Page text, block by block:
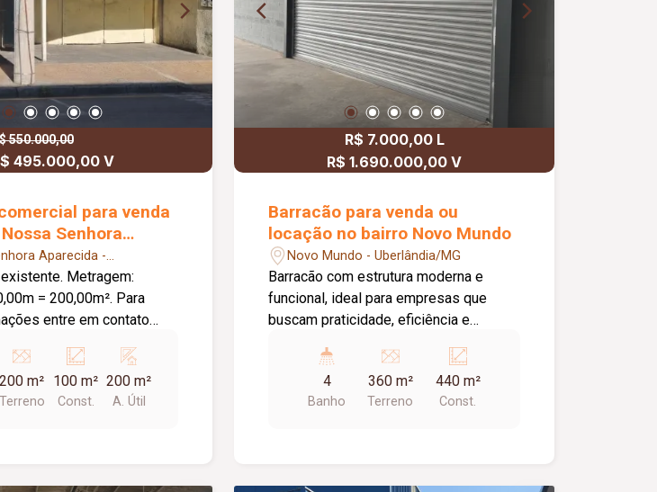
550.000,00
495.000,00 V
para venda
Senhora
Aparecida -
MG
Metragem:
= 200,00m². Para
entre em contato
200 m²
Terreno
100 m²
Const.
200 m²
A. Útil
R$ 7.000,00 L
R$ 1.690.000,00 V
Barracão para venda ou
locação no bairro Novo Mundo
Novo Mundo - Uberlândia/MG
Barracão com estrutura moderna e
funcional, ideal para empresas que
buscam praticidade, eficiência e
imóvel conta com: Mezanino; 02 portas
automáticas; Padrão trifásico; 04
banheiros; Diferenciais do imóvel:
4
Banho
360 m²
Terreno
440 m²
Const.